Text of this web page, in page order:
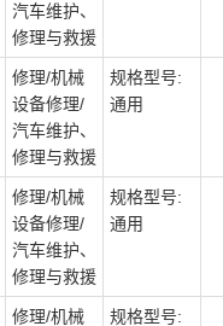
汽车维护、
修理与救援
修理/机械
设备修理/
汽车维护、
修理与救援
规格型号:
通用
修理/机械
设备修理/
汽车维护、
修理与救援
规格型号:
通用
修理/机械
规格型号: